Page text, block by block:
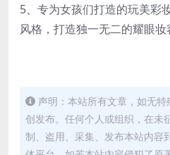
5、专为女孩们打造的玩美彩
风格，打造独一无二的耀眼妆
声明：本站所有文章，如无
创发布。任何个人或组织，在未
制、盗用、采集、发布本站内容